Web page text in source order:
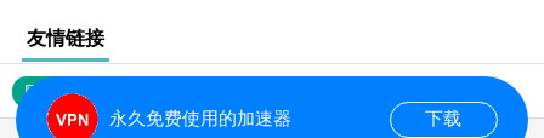
友情链接
网站地图
永久免费使用的加速器 下载